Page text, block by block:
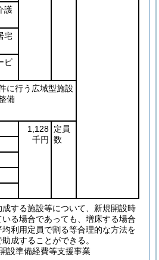
護
宅
ビ
に行う広域型施設
備
1,128
千円
定員
数
する施設等について、新規開設時
る場合であっても、増床する場合
利用定員で割る等合理的な方法を
成することができる。
設準備経費等支援事業